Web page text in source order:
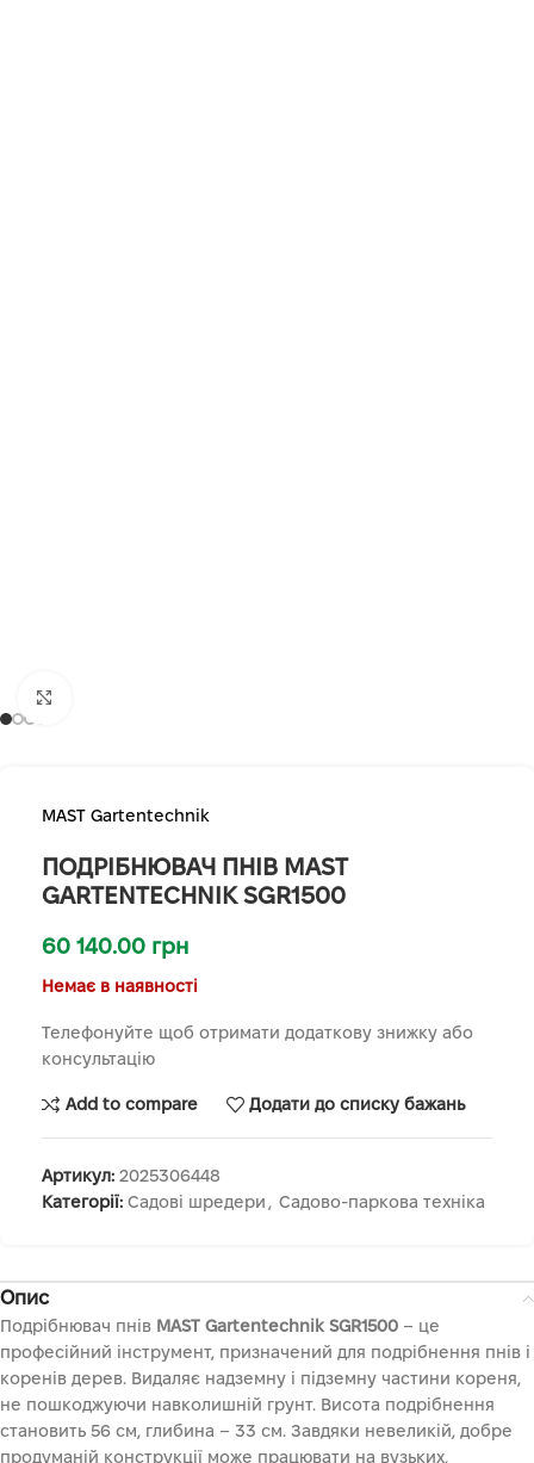
MAST Gartentechnik
ПОДРІБНЮВАЧ ПНІВ MAST
GARTENTECHNIK SGR1500
60 140.00 грн
Немає в наявності
Телефонуйте щоб отримати додаткову знижку або
консультацію
Add to compare Додати до списку бажань
Артикул: 2025306448
Категорії: Садові шредери , Садово-паркова техніка
Опис
Подрібнювач пнів MAST Gartentechnik SGR1500 – це
професійний інструмент, призначений для подрібнення пнів і
коренів дерев. Видаляє надземну і підземну частини кореня,
не пошкоджуючи навколишній грунт. Висота подрібнення
становить 56 см, глибина – 33 см. Завдяки невеликій, добре
продуманій конструкції може працювати на вузьких,